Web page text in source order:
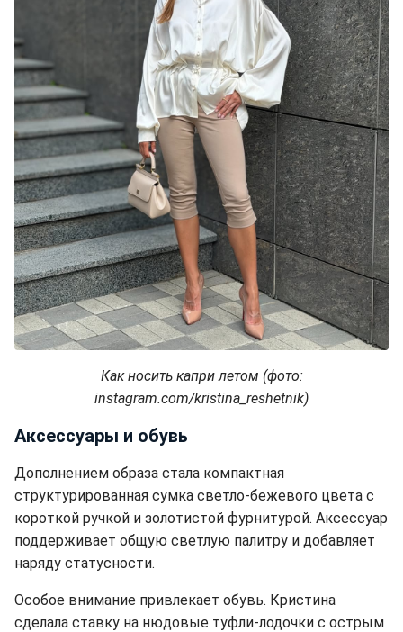
Как носить капри летом (фото:
instagram.com/kristina_reshetnik)
Аксессуары и обувь
Дополнением образа стала компактная
структурированная сумка светло-бежевого цвета с
короткой ручкой и золотистой фурнитурой. Аксессуар
поддерживает общую светлую палитру и добавляет
наряду статусности.
Особое внимание привлекает обувь. Кристина
сделала ставку на нюдовые туфли-лодочки с острым